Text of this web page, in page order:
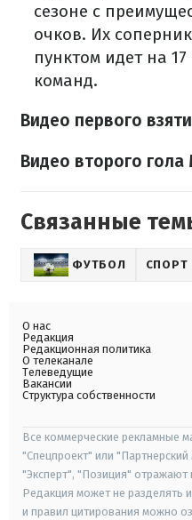
сезоне с
очков. Их
пунктом идет на
команд.
Видео первого
Видео второго
Связанные
ФУТБОЛ СПОРТ
О нас
Редакция
Редакционная политика
О телеканале
Телеведущие
Вакансии
Структура собственности
Все коммерческие рекламные
"Спецпроект" или
"Эксперт", "Позиция" отражают
Редакция может не разделять
и правил цитирования можно